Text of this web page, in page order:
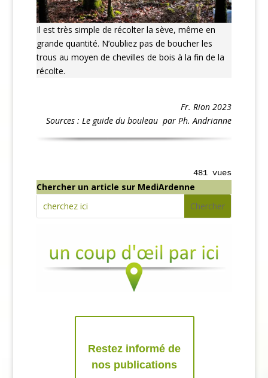
Il est très simple de récolter la sève, même en
grande quantité. N’oubliez pas de boucher les
trous au moyen de chevilles de bois à la fin de la
récolte.
Fr. Rion 2023
Sources : Le guide du bouleau par Ph. Andrianne
481 vues
Chercher un article sur MediArdenne